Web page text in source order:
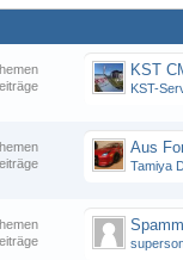
KST
KST-
Aus
Tamiya